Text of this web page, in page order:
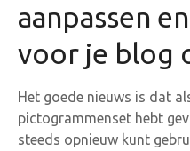
aanpassen
voor je blog
Het goede nieuws is dat
pictogrammenset hebt
steeds opnieuw kunt